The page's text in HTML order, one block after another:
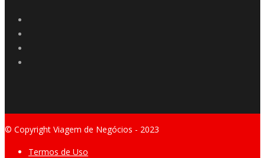
© Copyright Viagem de Negócios - 2023
Termos de Uso